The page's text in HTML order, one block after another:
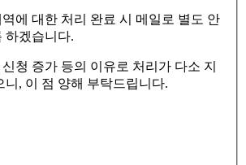
에 대한 처리 완료 시 메일로 별도 안
하겠습니다.
청 증가 등의 이유로 처리가 다소 지
니, 이 점 양해 부탁드립니다.